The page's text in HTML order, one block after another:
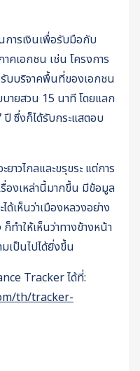
การเงินเพื่อรับมือกับ
คเอกชน เช่น โครงการ
รับบริจาคพื้นที่ของเอกชน
ายสวน 15 นาที โดยแลก
ซึ่งก็ได้รับกระแสตอบ
าวไกลและขรุขระ แต่การ
องเหล่านี้มากขึ้น มีข้อมูล
เห็นว่าเมืองหลวงอย่าง
ทำให้เห็นว่าทางข้างหน้า
เป็นไปได้ยิ่งขึ้น
Tracker ได้ที่:
th/tracker-